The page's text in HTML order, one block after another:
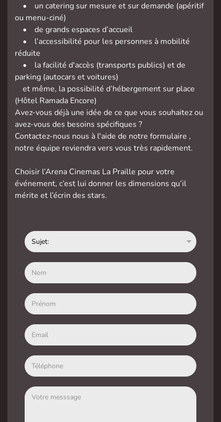
• un catering sur mesure et sur demande (apéritif
ou menu-ciné)
• de grands espaces d’accueil
• l’accessibilité pour les personnes à mobilité
réduite
• la facilité d'accès (transports publics) et de
parking (autocars et voitures)
et même, la possibilité d’hébergement sur place
(Hôtel Ramada Encore)
Avez-vous déjà une idée de ce que vous souhaitez ou
avez-vous des besoins spécifiques ?
Contactez-nous nous à l'aide de notre formulaire ,
notre équipe reviendra vers vous très rapidement.
Choisir l’Arena Cinemas La Praille pour votre
événement, c’est lui donner les dimensions qu’il
mérite et l’écrin des stars.